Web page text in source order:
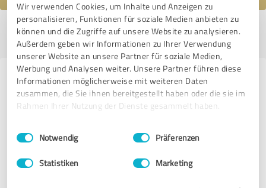
Wir verwenden Cookies, um Inhalte und Anzeigen zu
personalisieren, Funktionen für soziale Medien anbieten zu
können und die Zugriffe auf unsere Website zu analysieren.
Außerdem geben wir Informationen zu Ihrer Verwendung
unserer Website an unsere Partner für soziale Medien,
Werbung und Analysen weiter. Unsere Partner führen diese
Informationen möglicherweise mit weiteren Daten
zusammen, die Sie ihnen bereitgestellt haben oder die sie im
Rahmen Ihrer Nutzung der Dienste gesammelt haben.
Impressum Datenschutzbestimmungen
Einwilligungsauswahl
Notwendig Präferenzen
Statistiken Marketing
Profil aktiv seit 23.08.2022 |Letzte Aktualisierung: 16.07.2026|Profil
melden
Erfahrungen zu weiteren
Anbietern aus dem Bereich
Peter Nitzsche - Ihr Wasserpeter!